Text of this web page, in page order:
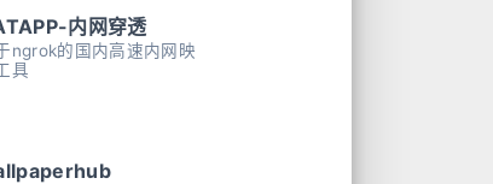
内网穿透
ngrok的国内高速内网映
具